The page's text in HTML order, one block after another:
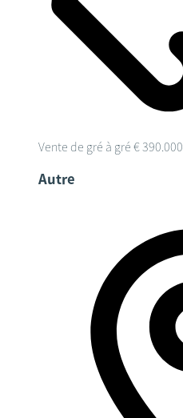
Vente de gré à gré € 390.000
Autre